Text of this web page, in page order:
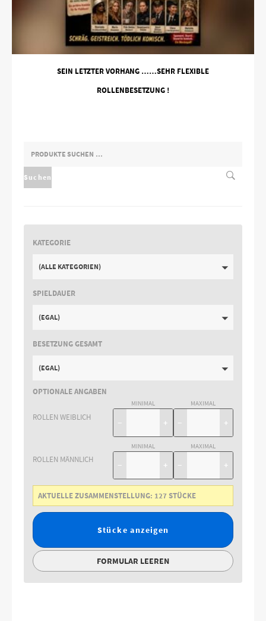
SEIN LETZTER VORHANG ……SEHR FLEXIBLE
ROLLENBESETZUNG !
SUCHEN
NACH:
Suchen
KATEGORIE
(ALLE KATEGORIEN)
SPIELDAUER
(EGAL)
BESETZUNG GESAMT
(EGAL)
OPTIONALE ANGABEN
ROLLEN WEIBLICH
MINIMAL
− +
MAXIMAL
− +
ROLLEN MÄNNLICH
MINIMAL
− +
MAXIMAL
− +
AKTUELLE ZUSAMMENSTELLUNG: 127STÜCKE
Stücke anzeigen
FORMULAR LEEREN